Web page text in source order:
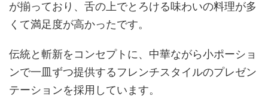
が揃っており、舌の上でとろける味わいの料理が多
くて満足度が高かったです。
伝統と斬新をコンセプトに、中華ながら小ポーショ
ンで一皿ずつ提供するフレンチスタイルのプレゼン
テーションを採用しています。